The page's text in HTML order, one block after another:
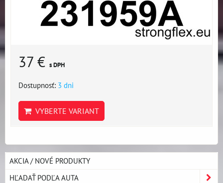
37 € s DPH
Dostupnosť: 3 dni
VYBERTE VARIANT
AKCIA / NOVÉ PRODUKTY
HĽADAŤ PODĽA AUTA